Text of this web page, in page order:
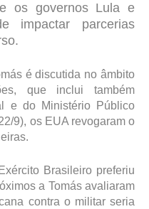
os governos Lula e
impactar parcerias
é discutida no âmbito
que inclui também
e do Ministério Público
9), os EUA revogaram o
Brasileiro preferiu
a Tomás avaliaram
contra o militar seria